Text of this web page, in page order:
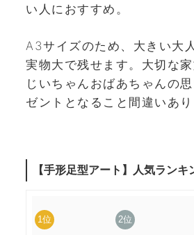
い人におすすめ。
A3サイズのため、大きい大
実物大で残せます。大切な
じいちゃんおばあちゃんの
ゼントとなること間違いあり